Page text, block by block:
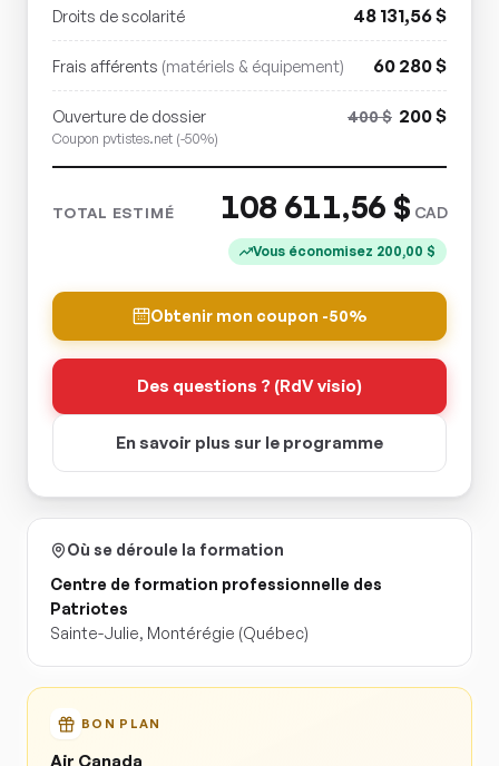
Droits de scolarité 48 131,56$
Frais afférents (matériels & équipement) 60 280$
Ouverture de dossier
Coupon pvtistes.net (-50%)
400$ 200$
TOTAL ESTIMÉ 108 611,56 $ CAD
Vous économisez 200,00 $
Obtenir mon coupon -50%
Des questions ? (RdV visio)
En savoir plus sur le programme
Où se déroule la formation
Centre de formation professionnelle des
Patriotes
Sainte-Julie, Montérégie (Québec)
BON PLAN
Air Canada